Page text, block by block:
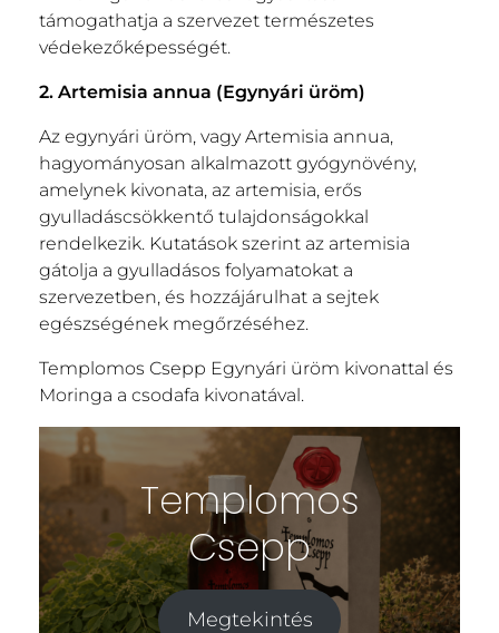
támogathatja a szervezet természetes
védekezőképességét.
2. Artemisia annua (Egynyári üröm)
Az egynyári üröm, vagy Artemisia annua,
hagyományosan alkalmazott gyógynövény,
amelynek kivonata, az artemisia, erős
gyulladáscsökkentő tulajdonságokkal
rendelkezik. Kutatások szerint az artemisia
gátolja a gyulladásos folyamatokat a
szervezetben, és hozzájárulhat a sejtek
egészségének megőrzéséhez.
Templomos Csepp Egynyári üröm kivonattal és
Moringa a csodafa kivonatával.
Templomos
Csepp
Megtekintés